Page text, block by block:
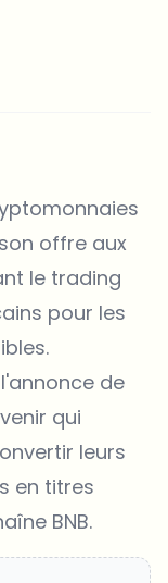
offre aux
le trading
pour les
de
qui
leurs
en titres
BNB.